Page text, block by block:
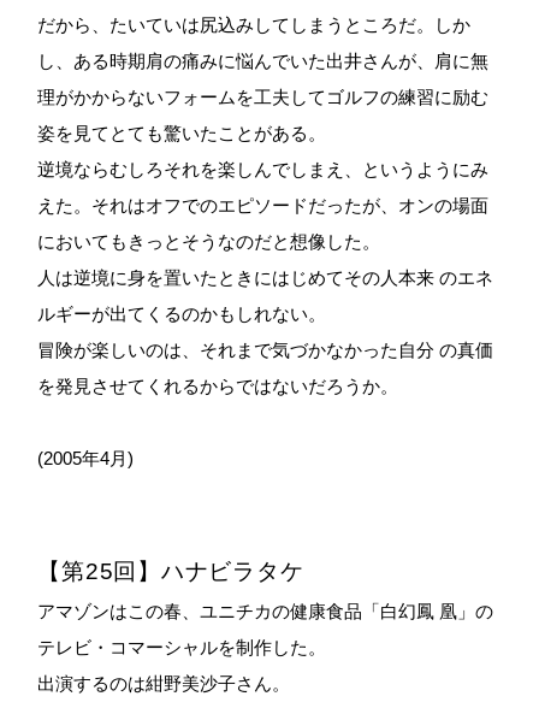
だから、たいていは尻込みしてしまうところだ。しか
し、ある時期肩の痛みに悩んでいた出井さんが、肩に無
理がかからないフォームを工夫してゴルフの練習に励む
姿を見てとても驚いたことがある。
逆境ならむしろそれを楽しんでしまえ、というようにみ
えた。それはオフでのエピソードだったが、オンの場面
においてもきっとそうなのだと想像した。
人は逆境に身を置いたときにはじめてその人本来 のエネ
ルギーが出てくるのかもしれない。
冒険が楽しいのは、それまで気づかなかった自分 の真価
を発見させてくれるからではないだろうか。
(2005年4月)
【第25回】ハナビラタケ
アマゾンはこの春、ユニチカの健康食品「白幻鳳 凰」の
テレビ・コマーシャルを制作した。
出演するのは紺野美沙子さん。